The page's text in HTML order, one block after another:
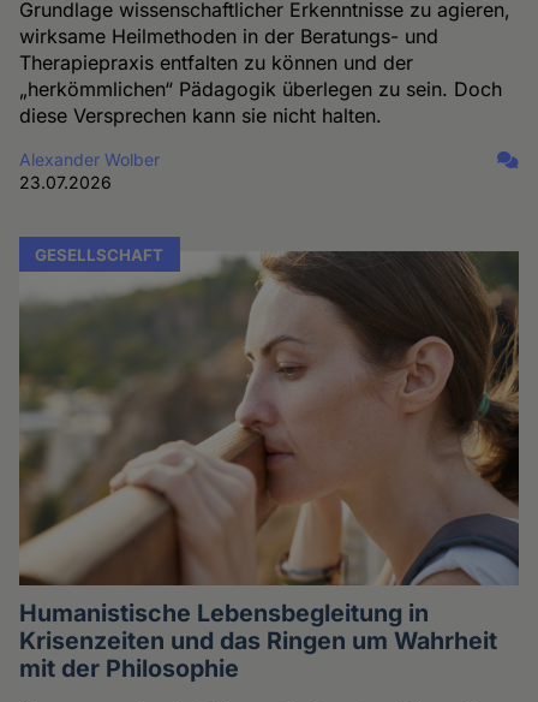
Grundlage wissenschaftlicher Erkenntnisse zu agieren,
wirksame Heilmethoden in der Beratungs- und
Therapiepraxis entfalten zu können und der
„herkömmlichen“ Pädagogik überlegen zu sein. Doch
diese Versprechen kann sie nicht halten.
Alexander Wolber
23.07.2026
GESELLSCHAFT
Humanistische Lebensbegleitung in
Krisenzeiten und das Ringen um Wahrheit
mit der Philosophie